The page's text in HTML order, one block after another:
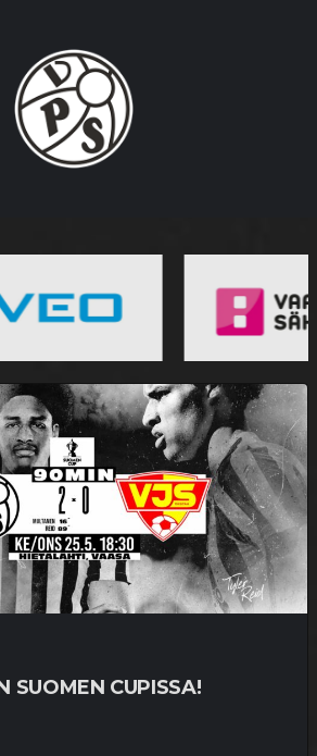
SUOMEN CUPISSA!